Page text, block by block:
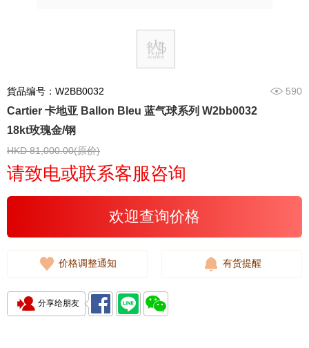
貨品编号：W2BB0032 590
Cartier 卡地亚 Ballon Bleu 蓝气球系列 W2bb0032
18kt玫瑰金/钢
HKD 81,000.00(原价)
请致电或联系客服咨询
欢迎查询价格
价格调整通知 有货提醒
分享给朋友